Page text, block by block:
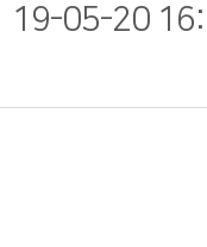
19-05-20